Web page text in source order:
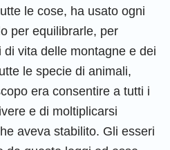
le cose, ha usato ogni
per equilibrarle, per
vita delle montagne e dei
le specie di animali,
era consentire a tutti i
e di moltiplicarsi
aveva stabilito. Gli esseri